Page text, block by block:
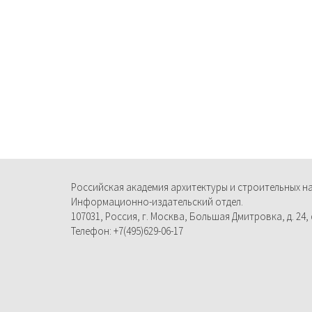
Российская академия архитектуры и строительных
Информационно-издательский отдел.
107031, Россия, г. Москва, Большая Дмитровка, д. 24,
Телефон: +7(495)629-06-17